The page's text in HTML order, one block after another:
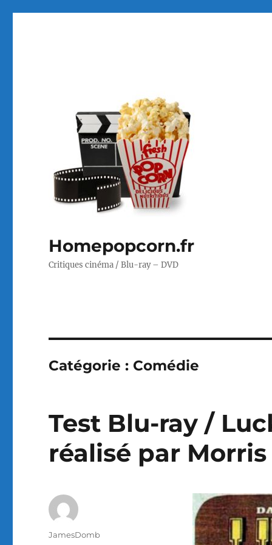
Homepopcorn.fr
Critiques cinéma / Blu-ray – DVD
Catégorie : Comédie
Test Blu-ray /
réalisé par
Auteur
JamesDomb